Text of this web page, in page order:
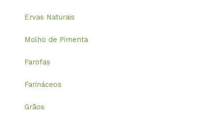
Ervas Naturais
Molho de Pimenta
Farofas
Farináceos
Grãos